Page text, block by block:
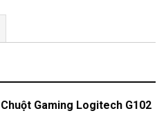
Gaming Logitech G102